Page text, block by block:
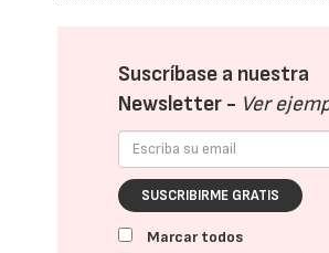
Suscríbase a nuestra
Newsletter - Ver
SUSCRIBIRME GRATIS
Marcar todos